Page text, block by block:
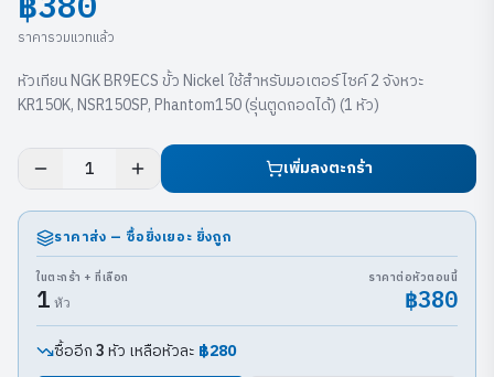
ราคารวมแวทแล้ว
หัวเทียน NGK BR9ECS ขั้ว Nickel ใช้สำหรับมอเตอร์ไซค์ 2 จังหวะ
KR150K, NSR150SP, Phantom150 (รุ่นตูดถอดได้) (1 หัว)
1 เพิ่มลงตะกร้า
ราคาส่ง — ซื้อยิ่งเยอะ ยิ่งถูก
ในตะกร้า + ที่เลือก
1 หัว
ราคาต่อหัวตอนนี้
฿380
ซื้ออีก 3 หัว เหลือหัวละ ฿280